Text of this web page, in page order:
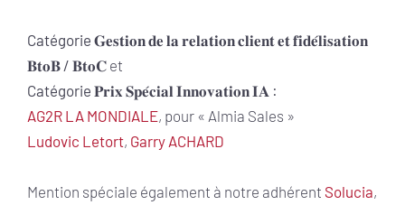
Catégorie 𝐆𝐞𝐬𝐭𝐢𝐨𝐧 𝐝𝐞 𝐥𝐚 𝐫𝐞𝐥𝐚𝐭𝐢𝐨𝐧 𝐜𝐥𝐢𝐞𝐧𝐭 𝐞𝐭 𝐟𝐢𝐝𝐞́𝐥𝐢𝐬𝐚𝐭𝐢𝐨𝐧
𝐁𝐭𝐨𝐁 / 𝐁𝐭𝐨𝐂 et
Catégorie 𝐏𝐫𝐢𝐱 𝐒𝐩𝐞́𝐜𝐢𝐚𝐥 𝐈𝐧𝐧𝐨𝐯𝐚𝐭𝐢𝐨𝐧 𝐈𝐀 :
AG2R LA MONDIALE, pour « Almia Sales »
Ludovic Letort, Garry ACHARD
Mention spéciale également à notre adhérent Solucia,